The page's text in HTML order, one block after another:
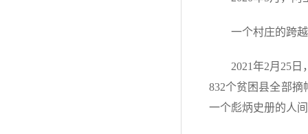
一个村庄的跨
2021年2月25
832个贫困县全部
一个彪炳史册的人